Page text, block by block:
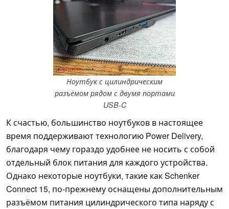
Ноутбук с цилиндрическим
разъёмом рядом с двумя портами
USB-C
К счастью, большинство ноутбуков в настоящее
время поддерживают технологию Power Delivery,
благодаря чему гораздо удобнее не носить с собой
отдельный блок питания для каждого устройства.
Однако некоторые ноутбуки, такие как Schenker
Connect 15, по-прежнему оснащены дополнительным
разъёмом питания цилиндрического типа наряду с